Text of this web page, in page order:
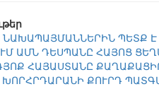
ՆԱԽԱՊԱՅՄԱՆՆԵՐԻՆ ՊԵՏՔ
ԱՄՆ ԴԵՍՊԱՆԸ ՀԱՅՈՑ
ՀԱՅԱՍՏԱՆԸ
ՔՈՒՐԴ